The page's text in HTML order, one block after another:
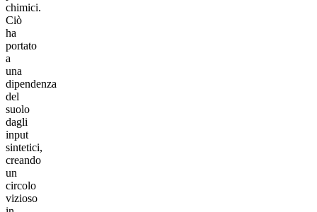
chimici.
Ciò
ha
portato
a
una
dipendenza
del
suolo
dagli
input
sintetici,
creando
un
circolo
vizioso